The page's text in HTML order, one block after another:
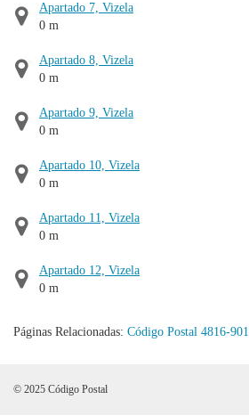
Apartado 7, Vizela
0 m
Apartado 8, Vizela
0 m
Apartado 9, Vizela
0 m
Apartado 10, Vizela
0 m
Apartado 11, Vizela
0 m
Apartado 12, Vizela
0 m
Páginas Relacionadas: Código Postal 4816-901
© 2025 Código Postal